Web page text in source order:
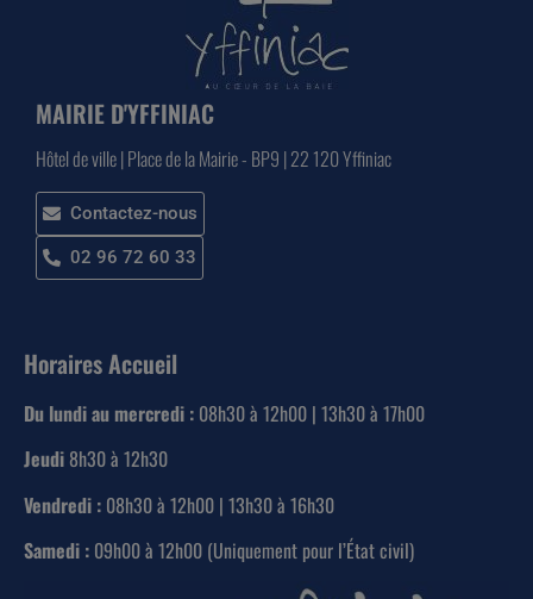
MAIRIE D'YFFINIAC
Hôtel de ville | Place de la Mairie - BP9 | 22 120 Yffiniac
Contactez-nous
02 96 72 60 33
Horaires Accueil
Du lundi au mercredi : 08h30 à 12h00 | 13h30 à 17h00
Jeudi 8h30 à 12h30
Vendredi : 08h30 à 12h00 | 13h30 à 16h30
Samedi : 09h00 à 12h00 (Uniquement pour l’État civil)